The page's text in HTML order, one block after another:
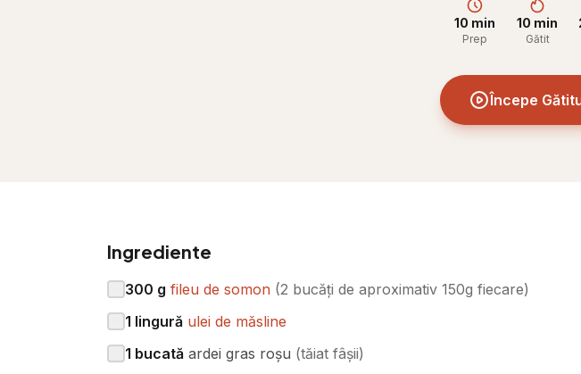
10 min
Prep
10 min
Gătit
Începe
Ingrediente
300 g fileu de somon (2 bucăți de aproximativ 150g fiecare)
1 lingură ulei de măsline
1 bucată ardei gras roșu (tăiat fâșii)